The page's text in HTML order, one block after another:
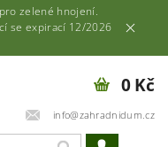
zelené hnojení.
se expirací 12/2026
info@zahradnidum.cz
0 Kč